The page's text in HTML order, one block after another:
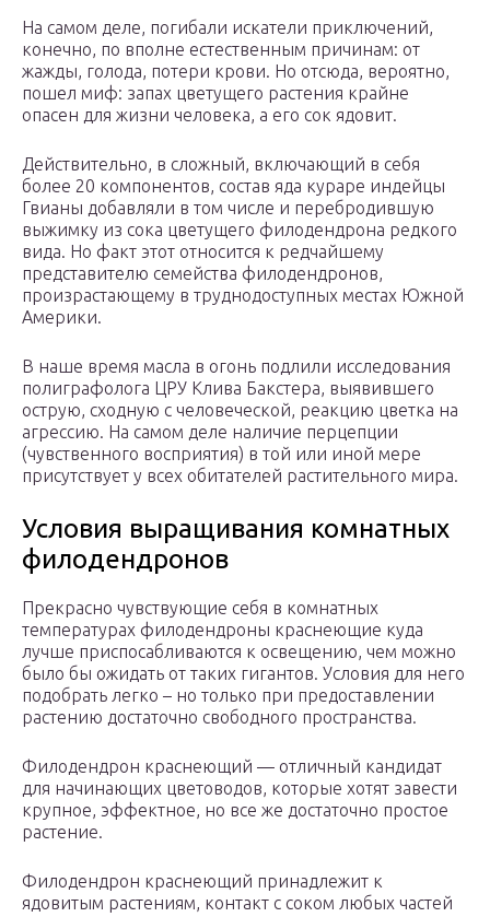
На самом деле, погибали искатели приключений,
конечно, по вполне естественным причинам: от
жажды, голода, потери крови. Но отсюда, вероятно,
пошел миф: запах цветущего растения крайне
опасен для жизни человека, а его сок ядовит.
Действительно, в сложный, включающий в себя
более 20 компонентов, состав яда кураре индейцы
Гвианы добавляли в том числе и перебродившую
выжимку из сока цветущего филодендрона редкого
вида. Но факт этот относится к редчайшему
представителю семейства филодендронов,
произрастающему в труднодоступных местах Южной
Америки.
В наше время масла в огонь подлили исследования
полиграфолога ЦРУ Клива Бакстера, выявившего
острую, сходную с человеческой, реакцию цветка на
агрессию. На самом деле наличие перцепции
(чувственного восприятия) в той или иной мере
присутствует у всех обитателей растительного мира.
Условия выращивания комнатных
филодендронов
Прекрасно чувствующие себя в комнатных
температурах филодендроны краснеющие куда
лучше приспосабливаются к освещению, чем можно
было бы ожидать от таких гигантов. Условия для него
подобрать легко – но только при предоставлении
растению достаточно свободного пространства.
Филодендрон краснеющий — отличный кандидат
для начинающих цветоводов, которые хотят завести
крупное, эффектное, но все же достаточно простое
растение.
Филодендрон краснеющий принадлежит к
ядовитым растениям, контакт с соком любых частей